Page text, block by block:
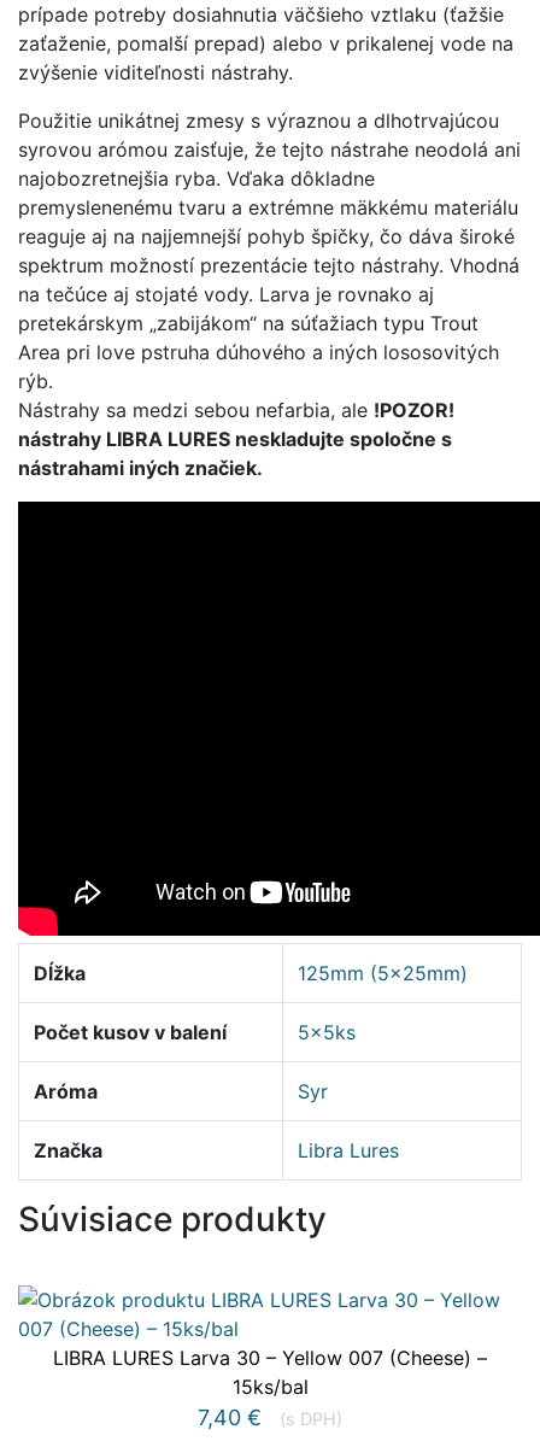
prípade potreby dosiahnutia väčšieho vztlaku (ťažšie
zaťaženie, pomalší prepad) alebo v prikalenej vode na
zvýšenie viditeľnosti nástrahy.
Použitie unikátnej zmesy s výraznou a dlhotrvajúcou
syrovou arómou zaisťuje, že tejto nástrahe neodolá ani
najobozretnejšia ryba. Vďaka dôkladne
premyslenenému tvaru a extrémne mäkkému materiálu
reaguje aj na najjemnejší pohyb špičky, čo dáva široké
spektrum možností prezentácie tejto nástrahy. Vhodná
na tečúce aj stojaté vody. Larva je rovnako aj
pretekárskym „zabijákom“ na súťažiach typu Trout
Area pri love pstruha dúhového a iných lososovitých
rýb.
Nástrahy sa medzi sebou nefarbia, ale !POZOR!
nástrahy LIBRA LURES neskladujte spoločne s
nástrahami iných značiek.
Dĺžka 125mm (5x25mm)
Počet kusov v balení 5x5ks
Aróma Syr
Značka Libra Lures
Súvisiace produkty
LIBRA LURES Larva 30 – Yellow 007 (Cheese) –
15ks/bal
7,40 € (s DPH)